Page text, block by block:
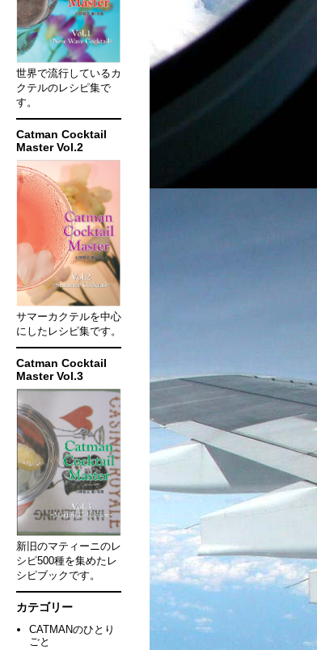
世界で流行しているカ
クテルのレシピ集で
す。
Catman Cocktail
Master Vol.2
サマーカクテルを中心
にしたレシピ集です。
Catman Cocktail
Master Vol.3
新旧のマティーニのレ
シピ500種を集めたレ
シピブックです。
カテゴリー
CATMANのひとり
ごと